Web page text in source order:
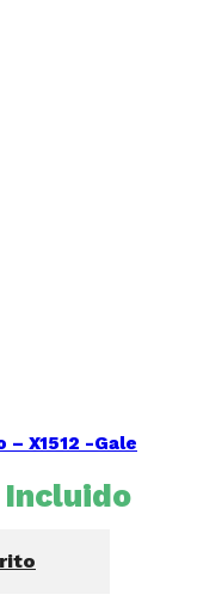
X1512 -Gale
Incluido